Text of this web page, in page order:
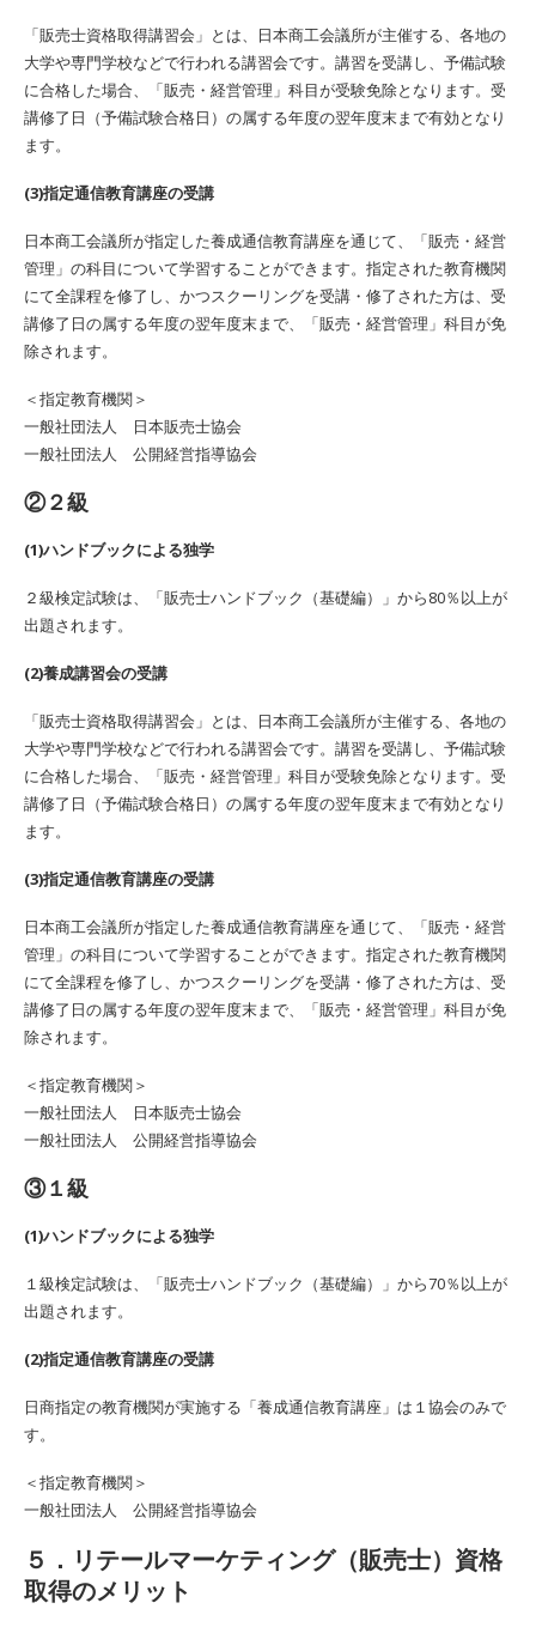
「販売士資格取得講習会」とは、日本商工会議所が主催する、各地の
大学や専門学校などで行われる講習会です。講習を受講し、予備試験
に合格した場合、「販売・経営管理」科目が受験免除となります。受
講修了日（予備試験合格日）の属する年度の翌年度末まで有効となり
ます。
(3)指定通信教育講座の受講
日本商工会議所が指定した養成通信教育講座を通じて、「販売・経営
管理」の科目について学習することができます。指定された教育機関
にて全課程を修了し、かつスクーリングを受講・修了された方は、受
講修了日の属する年度の翌年度末まで、「販売・経営管理」科目が免
除されます。
＜指定教育機関＞
一般社団法人 日本販売士協会
一般社団法人 公開経営指導協会
②２級
(1)ハンドブックによる独学
２級検定試験は、「販売士ハンドブック（基礎編）」から80％以上が
出題されます。
(2)養成講習会の受講
「販売士資格取得講習会」とは、日本商工会議所が主催する、各地の
大学や専門学校などで行われる講習会です。講習を受講し、予備試験
に合格した場合、「販売・経営管理」科目が受験免除となります。受
講修了日（予備試験合格日）の属する年度の翌年度末まで有効となり
ます。
(3)指定通信教育講座の受講
日本商工会議所が指定した養成通信教育講座を通じて、「販売・経営
管理」の科目について学習することができます。指定された教育機関
にて全課程を修了し、かつスクーリングを受講・修了された方は、受
講修了日の属する年度の翌年度末まで、「販売・経営管理」科目が免
除されます。
＜指定教育機関＞
一般社団法人 日本販売士協会
一般社団法人 公開経営指導協会
③１級
(1)ハンドブックによる独学
１級検定試験は、「販売士ハンドブック（基礎編）」から70％以上が
出題されます。
(2)指定通信教育講座の受講
日商指定の教育機関が実施する「養成通信教育講座」は１協会のみで
す。
＜指定教育機関＞
一般社団法人 公開経営指導協会
５．リテールマーケティング（販売士）資格
取得のメリット